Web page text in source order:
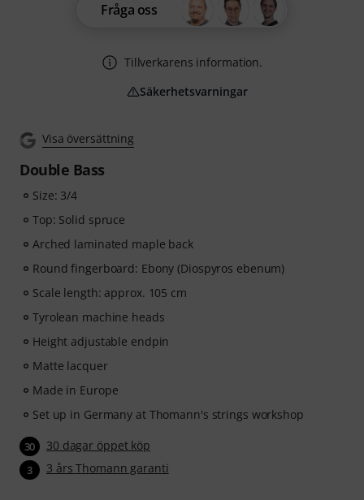
Visa översättning
Double Bass
Size: 3/4
Top: Solid spruce
Arched laminated maple back
Round fingerboard: Ebony (Diospyros ebenum)
Scale length: approx. 105 cm
Tyrolean machine heads
Height adjustable endpin
Matte lacquer
Made in Europe
Set up in Germany at Thomann's strings workshop
30 30 dagar öppet köp
3 3 års Thomann garanti
Fråga oss
Tillverkarens information.
Säkerhetsvarningar